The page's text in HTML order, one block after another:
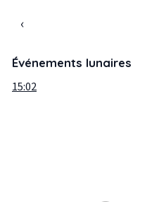
‹
Événements lunaires
15:02